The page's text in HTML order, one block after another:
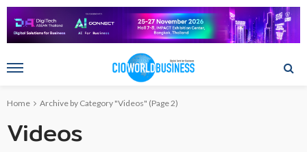
Home Archive by Category "Videos" (Page 2)
Videos